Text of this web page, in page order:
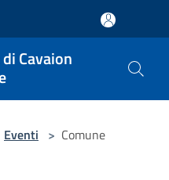
Cavaion
Eventi > Comune